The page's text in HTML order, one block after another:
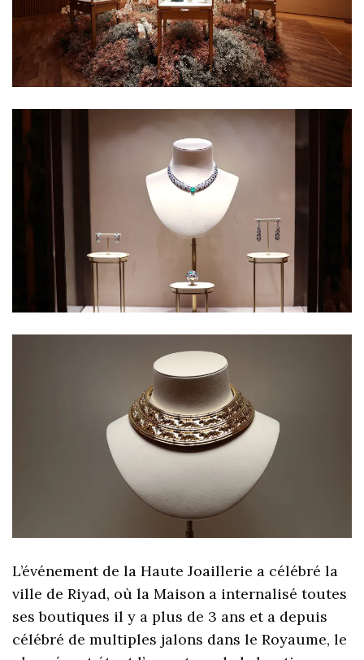
L’événement de la Haute Joaillerie a célébré la
ville de Riyad, où la Maison a internalisé toutes
ses boutiques il y a plus de 3 ans et a depuis
célébré de multiples jalons dans le Royaume, le